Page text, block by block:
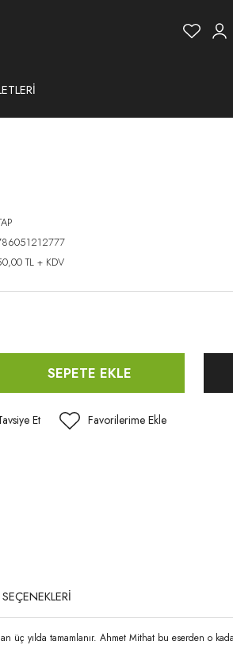
TL + KDV
SEPETE EKLE
Et
üç yılda tamamlanır. Ahmet Mithat bu eserden o